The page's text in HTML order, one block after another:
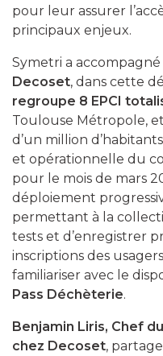
pour leur assurer
principaux enjeux.
Symetri a
Decoset, dans cette
regroupe 8 EPCI
Toulouse Métropole,
d’un million
et opérationnelle du
pour le mois de mars
déploiement
permettant à la
tests et d’enregistrer
inscriptions des
familiariser avec le
Pass Déchèterie.
Benjamin Liris, Chef
chez Decoset,